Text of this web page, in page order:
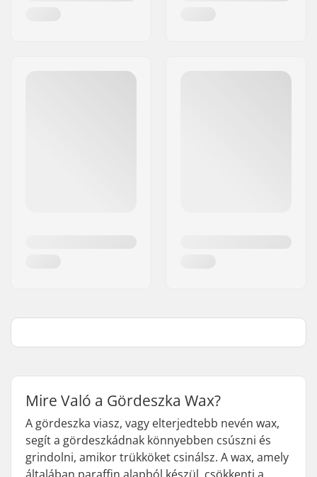
Mire Való a Gördeszka Wax?
A gördeszka viasz, vagy elterjedtebb nevén wax,
segít a gördeszkádnak könnyebben csúszni és
grindolni, amikor trükköket csinálsz. A wax, amely